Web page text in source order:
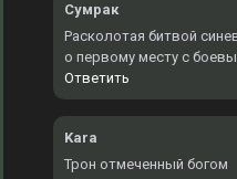
Сумрак
Расколотая битвой
о первому месту с
Ответить
Kara
Трон отмеченный богом